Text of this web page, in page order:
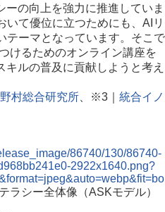
の向上を強力に推進していま
いて優位に立つためにも、AIリ
テーマとなっています。そこで
けるためのオンライン講座を
キルの普及に貢献しようと考え
野村総合研究所 、※3｜ 統合イノ
86740/130/86740-
2922x1640.png?
ラシー全体像（ASKモデル）